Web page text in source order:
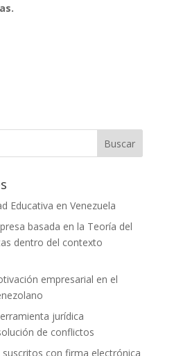
Buscar
Educativa en Venezuela
basada en la Teoría del
dentro del contexto
empresarial en el
jurídica
de conflictos
con firma electrónica